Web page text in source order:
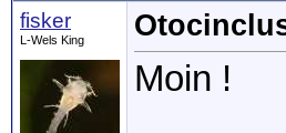
fisker
L-Wels King
Moin !